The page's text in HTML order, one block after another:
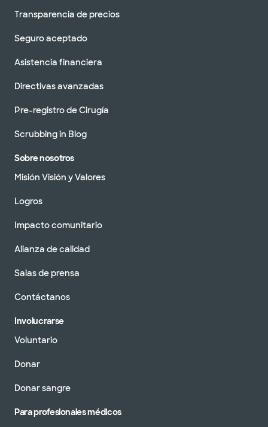
Transparencia de precios
Seguro aceptado
Asistencia financiera
Directivas avanzadas
Pre-registro de Cirugía
Scrubbing in Blog
Sobre nosotros
Misión Visión y Valores
Logros
Impacto comunitario
Alianza de calidad
Salas de prensa
Contáctanos
Involucrarse
Voluntario
Donar
Donar sangre
Para profesionales médicos